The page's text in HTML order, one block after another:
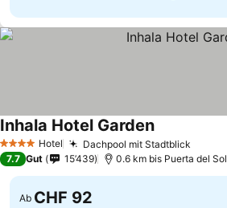
4 Sterne Hotel Dachpool mit Stadtblick
Inhala Hotel GardenPreise sehen
7.7 Gut 15’439 0.6 km bis Puerta del Sol
Ab CHF 92